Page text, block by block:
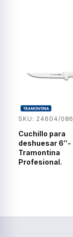
SKU: 24604/086
Cuchillo para
deshuesar 6″-
Tramontina
Profesional.